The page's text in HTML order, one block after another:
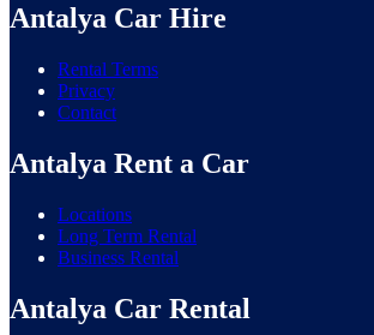
Antalya Car Hire
Rental Terms
Privacy
Contact
Antalya Rent a Car
Locations
Long Term Rental
Business Rental
Antalya Car Rental